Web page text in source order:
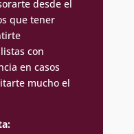
desde el
que tener
con
en casos
mucho el